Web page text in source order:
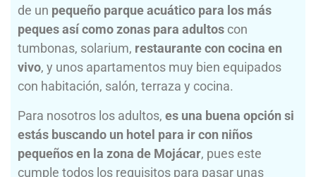
de un pequeño parque acuático para los más
peques así como zonas para adultos con
tumbonas, solarium, restaurante con cocina en
vivo, y unos apartamentos muy bien equipados
con habitación, salón, terraza y cocina.
Para nosotros los adultos, es una buena opción si
estás buscando un hotel para ir con niños
pequeños en la zona de Mojácar, pues este
cumple todos los requisitos para pasar unas